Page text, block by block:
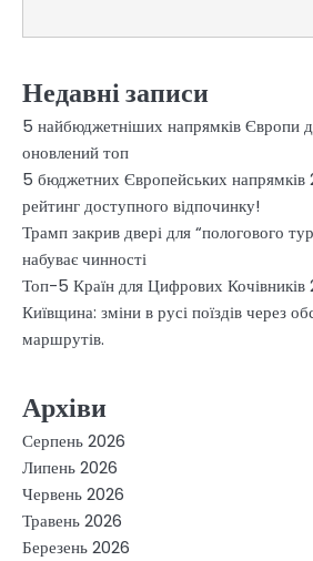
Недавні записи
5 найбюджетніших напрямків Європи
оновлений топ
5 бюджетних Європейських
рейтинг доступного відпочинку!
Трамп закрив двері для “пологового
набуває чинності
Топ-5 Країн для Цифрових Кочівників
Київщина: зміни в русі поїздів через
маршрутів.
Архіви
Серпень 2026
Липень 2026
Червень 2026
Травень 2026
Березень 2026